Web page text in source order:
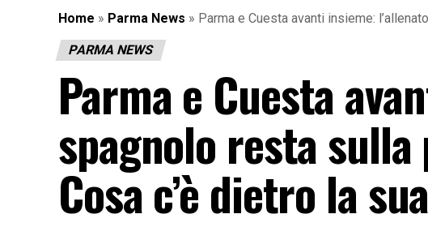
Home » Parma News » Parma e Cuesta avanti insieme:
PARMA NEWS
Parma e Cuesta
spagnolo resta
Cosa c’è dietro la